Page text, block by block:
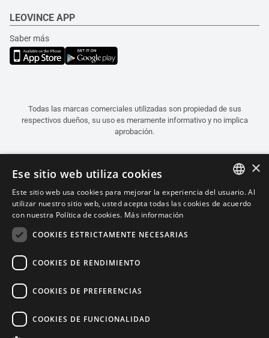
LEOVINCE APP
Saber más
Todas las marcas comerciales utilizadas son propiedad de sus
respectivos dueños, su uso es meramente informativo y no implica
aprobación.
ITALIAN
×
Ese sitio web utiliza cookies
Este sitio web usa cookies para mejorar la experiencia del usuario. Al
utilizar nuestro sitio web, usted acepta todas las cookies de acuerdo
con nuestra Política de cookies. Más información
COOKIES ESTRICTAMENTE NECESARIAS
COOKIES DE RENDIMIENTO
COOKIES DE PREFERENCIAS
COOKIES DE FUNCIONALIDAD